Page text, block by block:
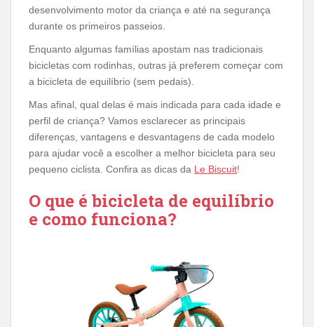
desenvolvimento motor da criança e até na segurança
durante os primeiros passeios.
Enquanto algumas famílias apostam nas tradicionais
bicicletas com rodinhas, outras já preferem começar com
a bicicleta de equilíbrio (sem pedais).
Mas afinal, qual delas é mais indicada para cada idade e
perfil de criança? Vamos esclarecer as principais
diferenças, vantagens e desvantagens de cada modelo
para ajudar você a escolher a melhor bicicleta para seu
pequeno ciclista. Confira as dicas da Le Biscuit!
O que é bicicleta de equilíbrio
e como funciona?